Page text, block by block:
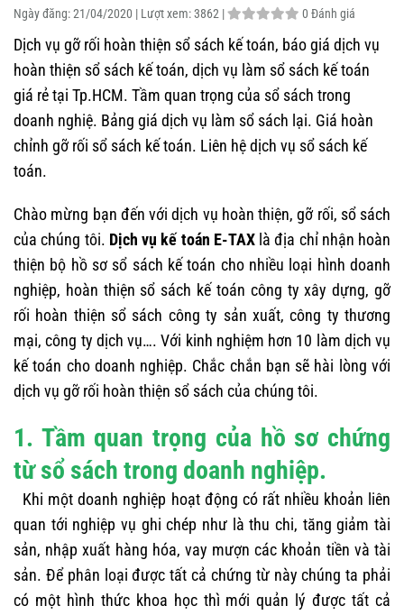
Ngày đăng:21/04/2020 | Lượt xem:3862 | 0 Đánh giá
Dịch vụ gỡ rối hoàn thiện sổ sách kế toán, báo giá dịch vụ
hoàn thiện sổ sách kế toán, dịch vụ làm sổ sách kế toán
giá rẻ tại Tp.HCM. Tầm quan trọng của sổ sách trong
doanh nghiệ. Bảng giá dịch vụ làm sổ sách lại. Giá hoàn
chỉnh gỡ rối sổ sách kế toán. Liên hệ dịch vụ sổ sách kế
toán.
Chào mừng bạn đến với dịch vụ hoàn thiện, gỡ rối, sổ sách
của chúng tôi. Dịch vụ kế toán E-TAX là địa chỉ nhận hoàn
thiện bộ hồ sơ sổ sách kế toán cho nhiều loại hình doanh
nghiệp, hoàn thiện sổ sách kế toán công ty xây dựng, gỡ
rối hoàn thiện sổ sách công ty sản xuất, công ty thương
mại, công ty dịch vụ…. Với kinh nghiệm hơn 10 làm dịch vụ
kế toán cho doanh nghiệp. Chắc chắn bạn sẽ hài lòng với
dịch vụ gỡ rối hoàn thiện sổ sách của chúng tôi.
1. Tầm quan trọng của hồ sơ chứng
từ sổ sách trong doanh nghiệp.
Khi một doanh nghiệp hoạt động có rất nhiều khoản liên
quan tới nghiệp vụ ghi chép như là thu chi, tăng giảm tài
sản, nhập xuất hàng hóa, vay mượn các khoản tiền và tài
sản. Để phân loại được tất cả chứng từ này chúng ta phải
có một hình thức khoa học thì mới quản lý được tất cả